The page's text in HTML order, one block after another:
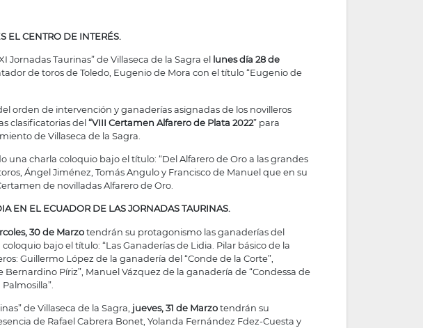
EL CENTRO DE INTERÉS.
Jornadas Taurinas” de Villaseca de la Sagra el lunes día 28 de
de toros de Toledo, Eugenio de Mora con el título “Eugenio de
orden de intervención y ganaderías asignadas de los novilleros
clasificatorias del“VIII Certamen Alfarero de Plata 2022” para
de Villaseca de la Sagra.
una charla coloquio bajo el título: “Del Alfarero de Oro a las grandes
Ángel Jiménez, Tomás Angulo y Francisco de Manuel que en su
de novilladas Alfarero de Oro.
EN EL ECUADOR DE LAS JORNADAS TAURINAS.
30 de Marzotendrán su protagonismo las ganaderías del
bajo el título: “Las Ganaderías de Lidia. Pilar básico de la
Guillermo López de la ganadería del “Conde de la Corte”,
Píriz”, Manuel Vázquez de la ganadería de “Condessa de
de Villaseca de la Sagra, jueves, 31 de Marzotendrán su
de Rafael Cabrera Bonet, Yolanda Fernández Fdez-Cuesta y